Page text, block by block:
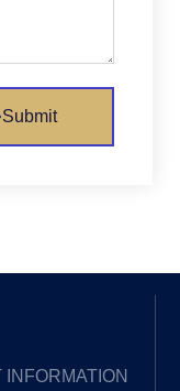
Submit
INFORMATION